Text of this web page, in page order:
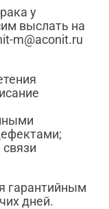
у
выслать на
m@aconit.ru
гарантийным
дней.